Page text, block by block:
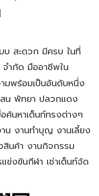
สะดวก มีครบ ในที่
จำกัด มืออาชีพใน
ามพร้อมเป็นอันดับหนึ่ง
สน พัทยา ปลวกแดง
ค้นหาเต็นท์ทรงต่างๆ
น งานทำบุญ งานเลี้ยง
นค้า งานกิจกรรม
ข่งขันกีฬา เช่าเต็นท์จัด